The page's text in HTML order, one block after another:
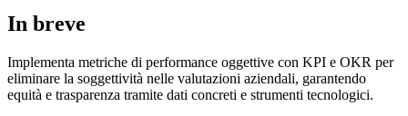
In breve
Implementa metriche di performance oggettive con KPI e OKR per
eliminare la soggettività nelle valutazioni aziendali, garantendo
equità e trasparenza tramite dati concreti e strumenti tecnologici.